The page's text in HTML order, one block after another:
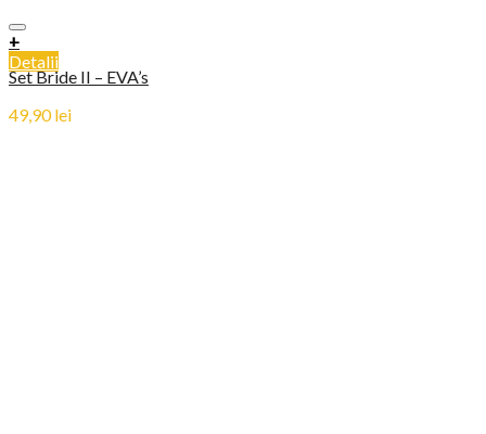
+
Detalii
Set Bride II – EVA’s
49,90lei